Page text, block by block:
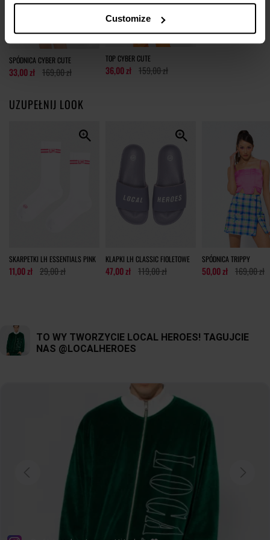
Customize
tolerancja wymiarów do +/- 2cm
Jak mierzymy nasze produkty?
SPÓDNICA CYBER CUTE
33,00 zł 169,00 zł
TOP CYBER CUTE
36,00 zł 159,00 zł
UZUPEŁNIJ LOOK
SKARPETKI LH ESSENTIALS PINK
11,00 zł 29,00 zł
KLAPKI LH CLASSIC FIOLETOWE
47,00 zł 119,00 zł
SPÓDNICA TRIPPY
50,00 zł 169,00 zł